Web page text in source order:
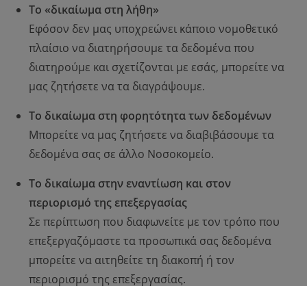
Το «δικαίωμα στη λήθη»
Εφόσον δεν μας υποχρεώνει κάποιο νομοθετικό
πλαίσιο να διατηρήσουμε τα δεδομένα που
διατηρούμε και σχετίζονται με εσάς, μπορείτε να
μας ζητήσετε να τα διαγράψουμε.
Το δικαίωμα στη φορητότητα των δεδομένων
Μπορείτε να μας ζητήσετε να διαβιβάσουμε τα
δεδομένα σας σε άλλο Νοσοκομείο.
Το δικαίωμα στην εναντίωση και στον
περιορισμό της επεξεργασίας
Σε περίπτωση που διαφωνείτε με τον τρόπο που
επεξεργαζόμαστε τα προσωπικά σας δεδομένα
μπορείτε να αιτηθείτε τη διακοπή ή τον
περιορισμό της επεξεργασίας.